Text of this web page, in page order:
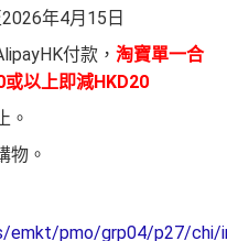
年4月15日
付款， 淘寶單一合
以上即減HKD20
。
物。
emkt/pmo/grp04/p27/chi/